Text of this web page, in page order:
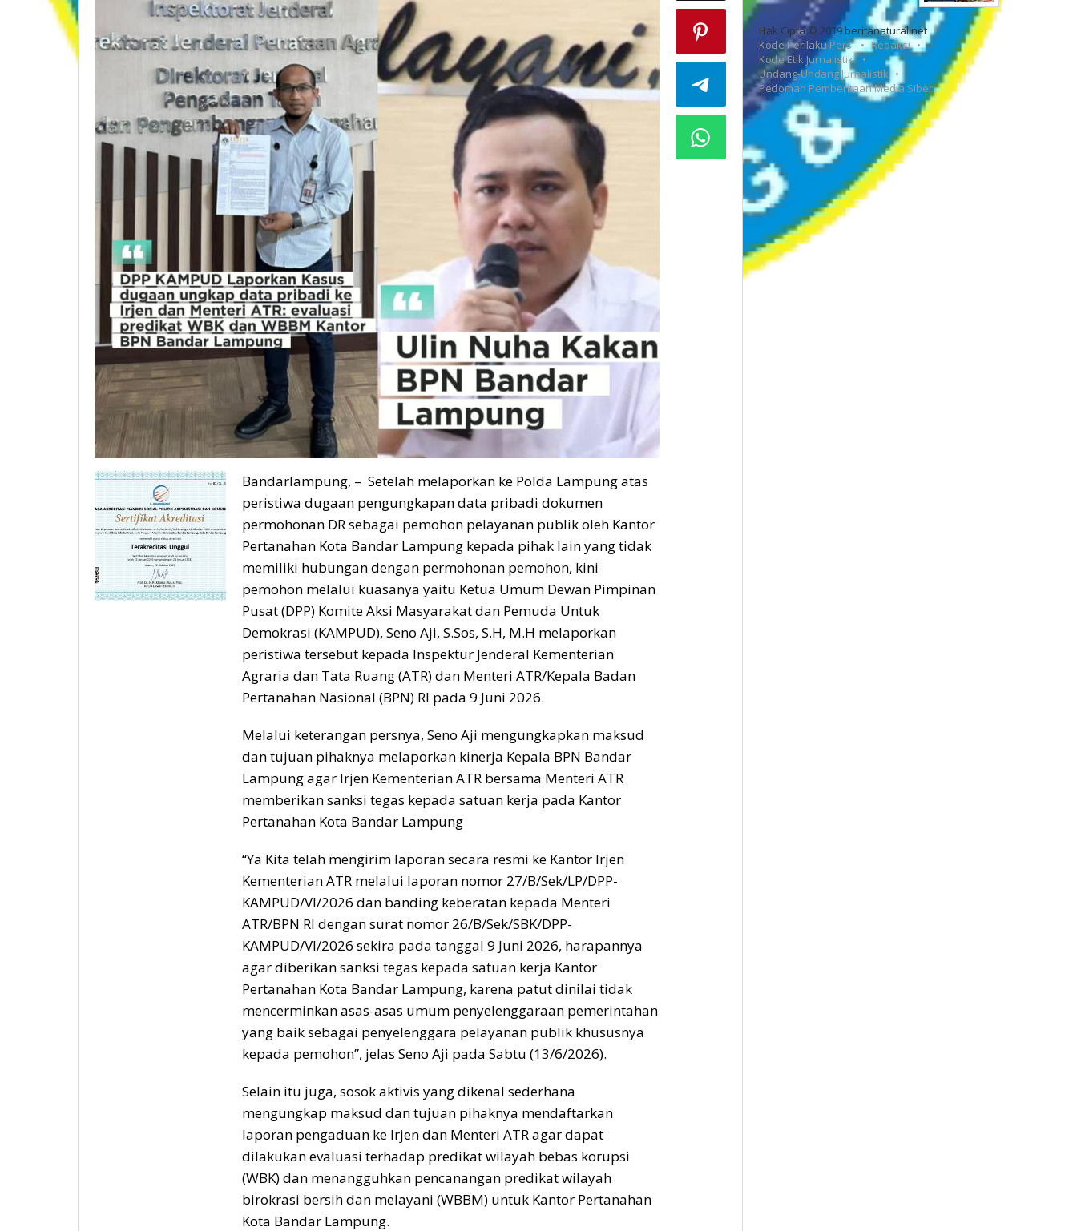
Bandarlampung, – Setelah melaporkan ke Polda Lampung atas
peristiwa dugaan pengungkapan data pribadi dokumen
permohonan DR sebagai pemohon pelayanan publik oleh Kantor
Pertanahan Kota Bandar Lampung kepada pihak lain yang tidak
memiliki hubungan dengan permohonan pemohon, kini
pemohon melalui kuasanya yaitu Ketua Umum Dewan Pimpinan
Pusat (DPP) Komite Aksi Masyarakat dan Pemuda Untuk
Demokrasi (KAMPUD), Seno Aji, S.Sos, S.H, M.H melaporkan
peristiwa tersebut kepada Inspektur Jenderal Kementerian
Agraria dan Tata Ruang (ATR) dan Menteri ATR/Kepala Badan
Pertanahan Nasional (BPN) RI pada 9 Juni 2026.
Melalui keterangan persnya, Seno Aji mengungkapkan maksud
dan tujuan pihaknya melaporkan kinerja Kepala BPN Bandar
Lampung agar Irjen Kementerian ATR bersama Menteri ATR
memberikan sanksi tegas kepada satuan kerja pada Kantor
Pertanahan Kota Bandar Lampung
“Ya Kita telah mengirim laporan secara resmi ke Kantor Irjen
Kementerian ATR melalui laporan nomor 27/B/Sek/LP/DPP-
KAMPUD/VI/2026 dan banding keberatan kepada Menteri
ATR/BPN RI dengan surat nomor 26/B/Sek/SBK/DPP-
KAMPUD/VI/2026 sekira pada tanggal 9 Juni 2026, harapannya
agar diberikan sanksi tegas kepada satuan kerja Kantor
Pertanahan Kota Bandar Lampung, karena patut dinilai tidak
mencerminkan asas-asas umum penyelenggaraan pemerintahan
yang baik sebagai penyelenggara pelayanan publik khususnya
kepada pemohon”, jelas Seno Aji pada Sabtu (13/6/2026).
Selain itu juga, sosok aktivis yang dikenal sederhana
mengungkap maksud dan tujuan pihaknya mendaftarkan
laporan pengaduan ke Irjen dan Menteri ATR agar dapat
dilakukan evaluasi terhadap predikat wilayah bebas korupsi
(WBK) dan menangguhkan pencanangan predikat wilayah
birokrasi bersih dan melayani (WBBM) untuk Kantor Pertanahan
Kota Bandar Lampung.
Hak Cipta © 2019 beritanatural.net
Kode Perilaku Pers.
Redaksi
Kode Etik Jurnalistik.
Undang-Undang Jurnalistik
Pedoman Pemberitaan Media Siber